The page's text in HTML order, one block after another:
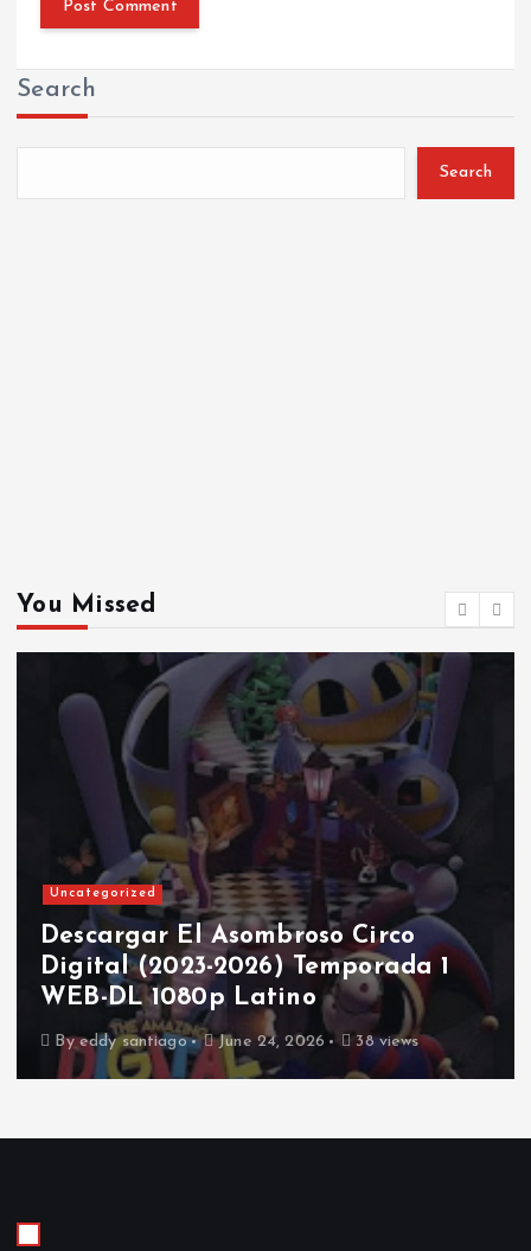
Search
Search
You Missed
Uncategorized
Descargar El Asombroso Circo
Digital (2023-2026) Temporada 1
WEB-DL 1080p Latino
Byeddy santiago June 24, 2026 38 views